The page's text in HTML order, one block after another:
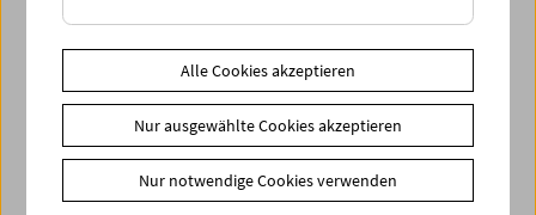
News
Newsletter
Fotos unserer Gäste
Gästebuch
Trailer
Alle Cookies akzeptieren
Nur ausgewählte Cookies akzeptieren
Nur notwendige Cookies verwenden